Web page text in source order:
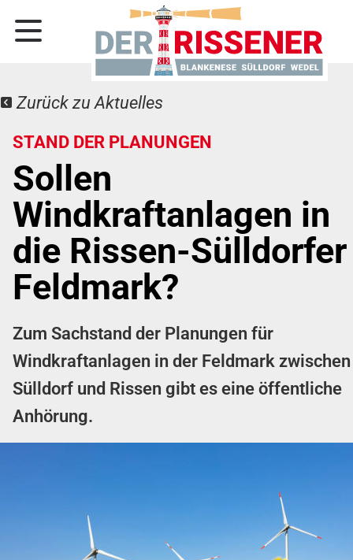
Zurück zu Aktuelles
STAND DER PLANUNGEN
Sollen
Windkraftanlagen in
die Rissen-Sülldorfer
Feldmark?
Zum Sachstand der Planungen für
Windkraftanlagen in der Feldmark zwischen
Sülldorf und Rissen gibt es eine öffentliche
Anhörung.